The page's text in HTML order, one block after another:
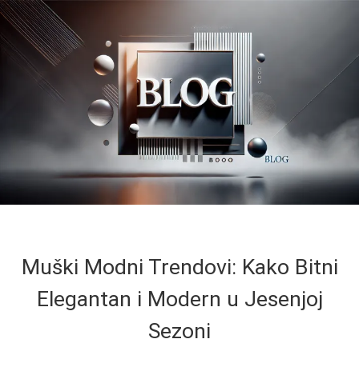
Muški Modni Trendovi: Kako Bitni
Elegantan i Modern u Jesenjoj
Sezoni